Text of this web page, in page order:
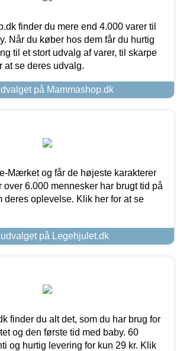
finder du mere end 4.000 varer til
Når du køber hos dem får du hurtig
til et stort udvalg af varer, til skarpe
at se deres udvalg.
på Mammashop.dk
Mærket og får de højeste karakterer
over 6.000 mennesker har brugt tid på
deres oplevelse. Klik her for at se
på Legehjulet.dk
finder du alt det, som du har brug for
og den første tid med baby. 60
og hurtig levering for kun 29 kr. Klik